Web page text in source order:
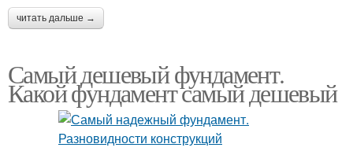
читать дальше →
Самый дешевый фундамент.
Какой фундамент самый дешевый